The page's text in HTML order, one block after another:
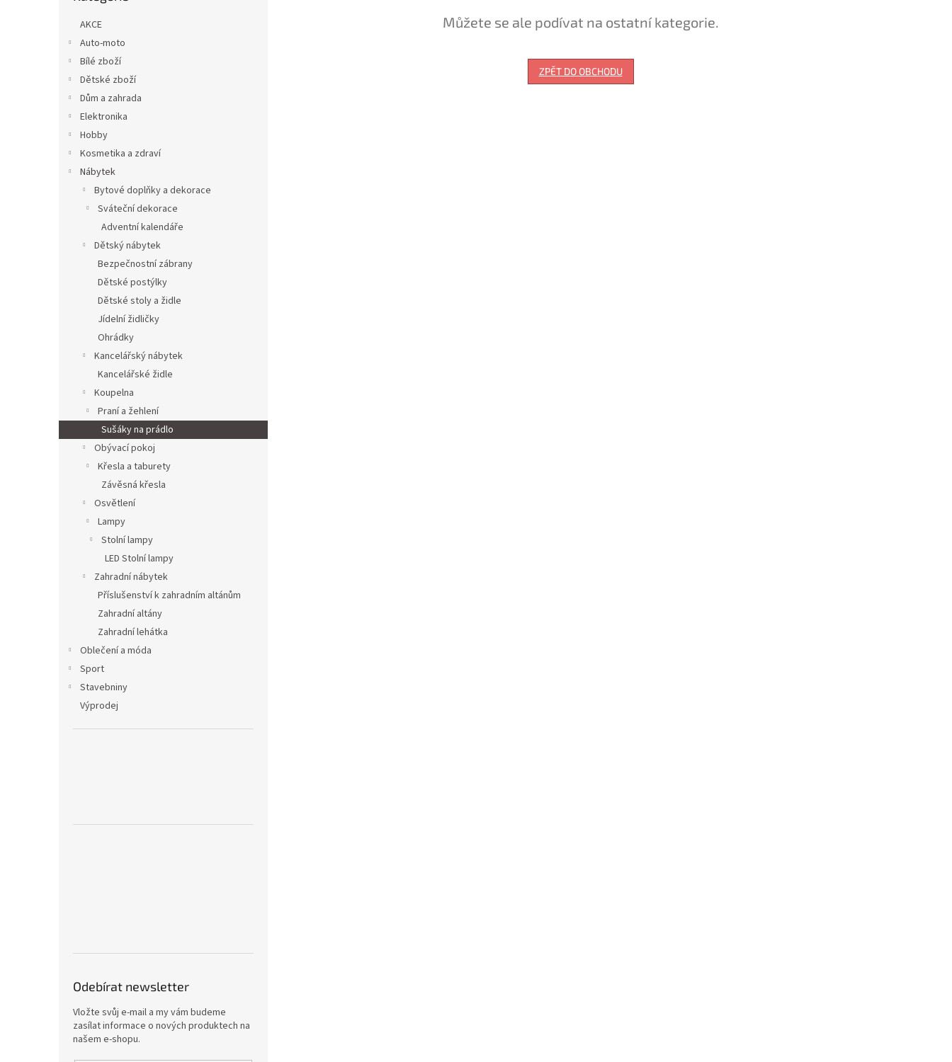
AKCE
Auto-moto
Bílé zboží
Dětské zboží
Dům a zahrada
Elektronika
Hobby
Kosmetika a zdraví
Nábytek
Bytové doplňky a dekorace
Sváteční dekorace
Adventní kalendáře
Dětský nábytek
Bezpečnostní zábrany
Dětské postýlky
Dětské stoly a židle
Jídelní židličky
Ohrádky
Kancelářský nábytek
Kancelářské židle
Koupelna
Praní a žehlení
Sušáky na prádlo
Obývací pokoj
Křesla a taburety
Závěsná křesla
Osvětlení
Lampy
Stolní lampy
LED Stolní lampy
Zahradní nábytek
Příslušenství k zahradním altánům
Zahradní altány
Zahradní lehátka
Oblečení a móda
Sport
Stavebniny
Výprodej
Odebírat newsletter
Vložte svůj e-mail a my vám budeme
zasílat informace o nových produktech na
našem e-shopu.
Můžete se ale podívat na ostatní kategorie.
ZPĚT DO OBCHODU